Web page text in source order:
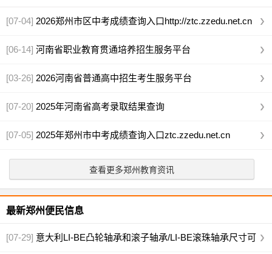
[07-04] 2026郑州市区中考成绩查询入口http://ztc.zzedu.net.cn
[06-14] 河南省职业教育贯通培养招生服务平台
https://zjgt.haeea.cn/
[03-26] 2026河南省普通高中招生考生服务平台
gzzs.jyt.henan.gov.cn/zk
[07-20] 2025年河南省高考录取结果查询
datacenter.haeea.cn/PagePZQuery/ShowPZLQ.aspx
[07-05] 2025年郑州市中考成绩查询入口ztc.zzedu.net.cn
查看更多郑州教育资讯
最新郑州便民信息
[07-29] 意大利LI-BE凸轮轴承和滚子轴承/LI-BE滚珠轴承尺寸可